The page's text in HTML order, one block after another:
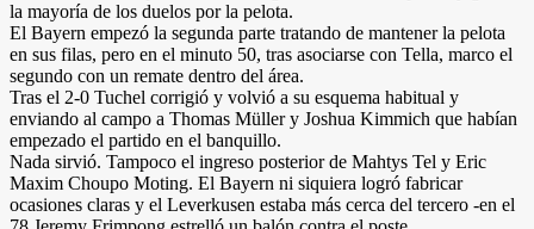
la mayoría de los duelos por la pelota.
El Bayern empezó la segunda parte tratando de mantener la pelota
en sus filas, pero en el minuto 50, tras asociarse con Tella, marco el
segundo con un remate dentro del área.
Tras el 2-0 Tuchel corrigió y volvió a su esquema habitual y
enviando al campo a Thomas Müller y Joshua Kimmich que habían
empezado el partido en el banquillo.
Nada sirvió. Tampoco el ingreso posterior de Mahtys Tel y Eric
Maxim Choupo Moting. El Bayern ni siquiera logró fabricar
ocasiones claras y el Leverkusen estaba más cerca del tercero -en el